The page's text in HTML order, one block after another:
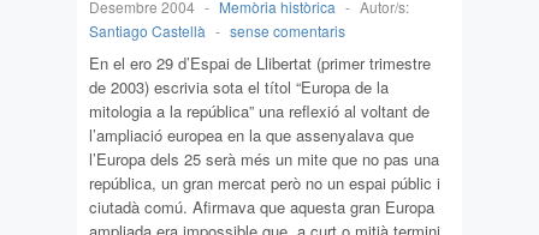
Desembre 2004 - Memòria històrica - Autor/s:
Santiago Castellà - sense comentaris
En el ero 29 d’Espai de Llibertat (primer trimestre
de 2003) escrivia sota el títol “Europa de la
mitologia a la república” una reflexió al voltant de
l’ampliació europea en la que assenyalava que
l’Europa dels 25 serà més un mite que no pas una
república, un gran mercat però no un espai públic i
ciutadà comú. Afirmava que aquesta gran Europa